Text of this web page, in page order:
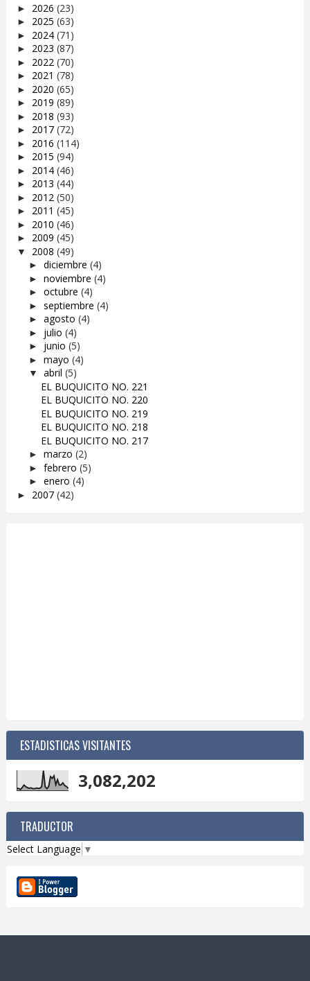
► 2026 (23)
► 2025 (63)
► 2024 (71)
► 2023 (87)
► 2022 (70)
► 2021 (78)
► 2020 (65)
► 2019 (89)
► 2018 (93)
► 2017 (72)
► 2016 (114)
► 2015 (94)
► 2014 (46)
► 2013 (44)
► 2012 (50)
► 2011 (45)
► 2010 (46)
► 2009 (45)
▼ 2008 (49)
► diciembre (4)
► noviembre (4)
► octubre (4)
► septiembre (4)
► agosto (4)
► julio (4)
► junio (5)
► mayo (4)
▼ abril (5)
EL BUQUICITO NO. 221
EL BUQUICITO NO. 220
EL BUQUICITO NO. 219
EL BUQUICITO NO. 218
EL BUQUICITO NO. 217
► marzo (2)
► febrero (5)
► enero (4)
► 2007 (42)
ESTADISTICAS VISITANTES
3,082,202
TRADUCTOR
Select Language ▼